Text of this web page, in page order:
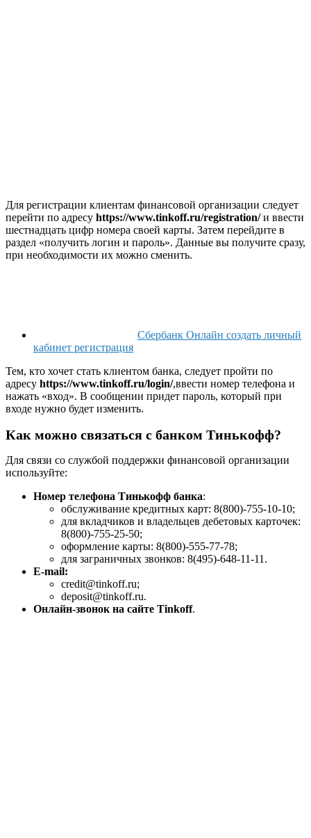
Для регистрации клиентам финансовой организации следует
перейти по адресу https://www.tinkoff.ru/registration/и ввести
шестнадцать цифр номера своей карты. Затем перейдите в
раздел «получить логин и пароль». Данные вы получите сразу,
при необходимости их можно сменить.
Сбербанк Онлайн создать личный
кабинет регистрация
Тем, кто хочет стать клиентом банка, следует пройти по
адресу https://www.tinkoff.ru/login/,ввести номер телефона и
нажать «вход». В сообщении придет пароль, который при
входе нужно будет изменить.
Как можно связаться с банком Тинькофф?
Для связи со службой поддержки финансовой организации
используйте:
Номер телефона Тинькофф банка:
обслуживание кредитных карт: 8(800)-755-10-10;
для вкладчиков и владельцев дебетовых карточек:
8(800)-755-25-50;
оформление карты: 8(800)-555-77-78;
для заграничных звонков: 8(495)-648-11-11.
E-mail:
credit@tinkoff.ru;
deposit@tinkoff.ru.
Онлайн-звонок на сайте Tinkoff.